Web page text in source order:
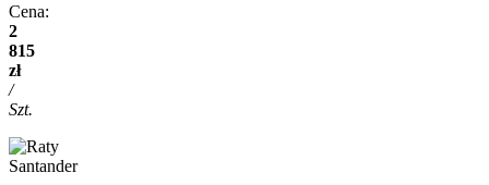
Cena:
2
815
zł
/
Szt.